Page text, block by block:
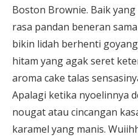
Boston Brownie. Baik
rasa pandan beneran
bikin lidah berhenti
hitam yang agak seret
aroma cake talas
Apalagi ketika nyoelinnya
nougat atau cincangan
karamel yang manis.